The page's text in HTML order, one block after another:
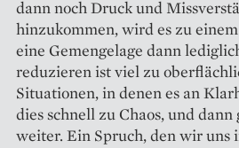
dann noch Druck und
hinzukommen, wird es zu
eine Gemengelage dann
reduzieren ist viel zu
Situationen, in denen es an
dies schnell zu Chaos, und
weiter. Ein Spruch, den wir uns